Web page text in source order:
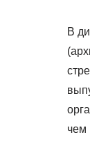
В
чем